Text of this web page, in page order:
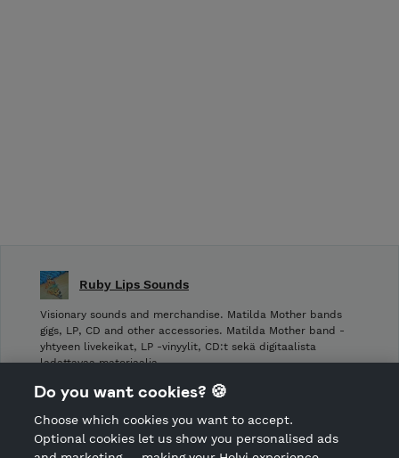
Ruby Lips Sounds
Visionary sounds and merchandise. Matilda Mother bands
gigs, LP, CD and other accessories. Matilda Mother band -
yhtyeen livekeikat, LP -vinyylit, CD:t sekä digitaalista
ladattavaa materiaalia.
Shop Terms and Conditions
CANCEL ORDER
Do you want cookies? 🍪
Choose which cookies you want to accept.
Optional cookies let us show you personalised ads